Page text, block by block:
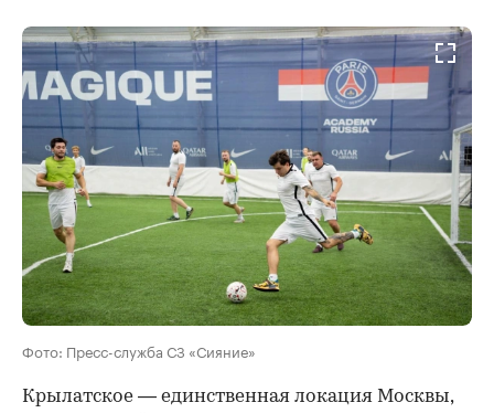
Фото: Пресс-служба СЗ «Сияние»
Крылатское — единственная локация Москвы,